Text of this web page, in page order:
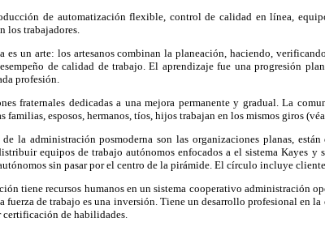
de automatización flexible, control de calidad en línea,
los trabajadores.
es un arte: los artesanos combinan la planeación, haciendo,
de calidad de trabajo. El aprendizaje fue una progresión
profesión.
fraternales dedicadas a una mejora permanente y gradual. La
familias, esposos, hermanos, tíos, hijos trabajan en los mismos giros
la administración posmoderna son las organizaciones planas, están
equipos de trabajo autónomos enfocados a el sistema Kayes y
sin pasar por el centro de la pirámide. El círculo incluye
tiene recursos humanos en un sistema cooperativo administración
fuerza de trabajo es una inversión. Tiene un desarrollo profesional en
de habilidades.